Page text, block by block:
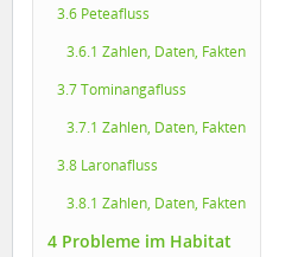
3.6 Peteafluss
3.6.1 Zahlen, Daten, Fakten
3.7 Tominangafluss
3.7.1 Zahlen, Daten, Fakten
3.8 Laronafluss
3.8.1 Zahlen, Daten, Fakten
4 Probleme im Habitat